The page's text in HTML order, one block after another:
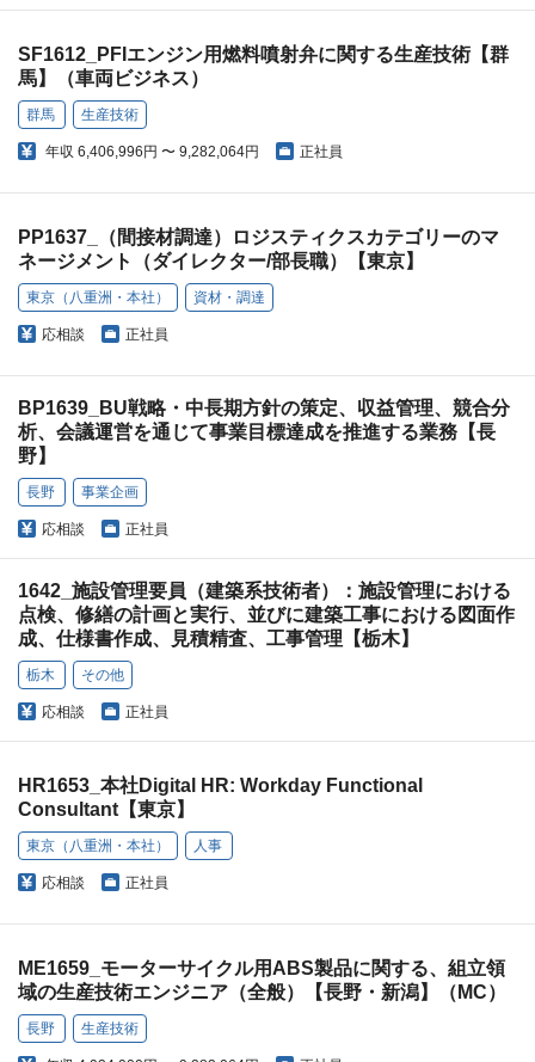
SF1612_PFIエンジン用燃料噴射弁に関する生産技術【群
馬】（車両ビジネス）
群馬 生産技術
年収 6,406,996円 〜 9,282,064円 正社員
PP1637_（間接材調達）ロジスティクスカテゴリーのマ
ネージメント（ダイレクター/部長職）【東京】
東京（八重洲・本社） 資材・調達
応相談 正社員
BP1639_BU戦略・中長期方針の策定、収益管理、競合分
析、会議運営を通じて事業目標達成を推進する業務【長
野】
長野 事業企画
応相談 正社員
1642_施設管理要員（建築系技術者）：施設管理における
点検、修繕の計画と実行、並びに建築工事における図面作
成、仕様書作成、見積精査、工事管理【栃木】
栃木 その他
応相談 正社員
HR1653_本社Digital HR: Workday Functional
Consultant【東京】
東京（八重洲・本社） 人事
応相談 正社員
ME1659_モーターサイクル用ABS製品に関する、組立領
域の生産技術エンジニア（全般）【長野・新潟】（MC）
長野 生産技術